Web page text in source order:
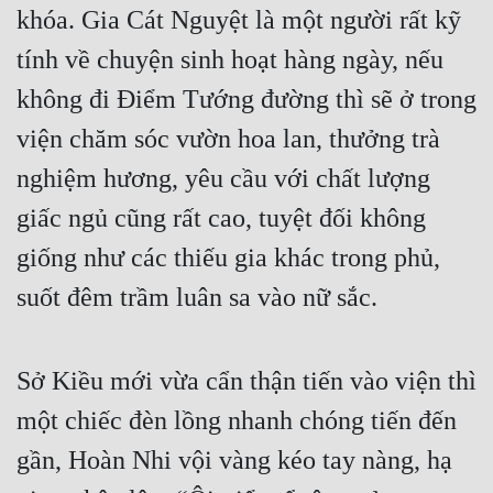
Tu Chân
Tu Tiên
Tội Phạm
Vô Địch
Võng Du
Xuyên Không
Xuyên Sách
Xuyên Thư
Điền Văn
khóa. Gia Cát Nguyệt là một người rất kỹ
tính về chuyện sinh hoạt hàng ngày, nếu
không đi Điểm Tướng đường thì sẽ ở trong
viện chăm sóc vườn hoa lan, thưởng trà
nghiệm hương, yêu cầu với chất lượng
giấc ngủ cũng rất cao, tuyệt đối không
giống như các thiếu gia khác trong phủ,
suốt đêm trầm luân sa vào nữ sắc.
Sở Kiều mới vừa cẩn thận tiến vào viện thì
một chiếc đèn lồng nhanh chóng tiến đến
gần, Hoàn Nhi vội vàng kéo tay nàng, hạ